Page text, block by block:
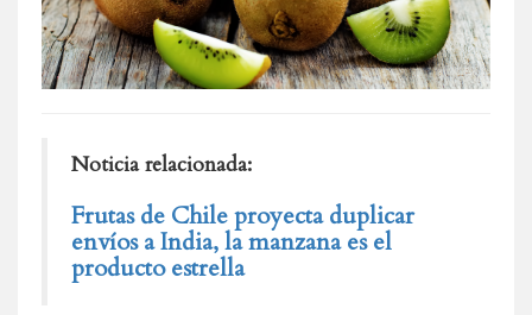
Noticia relacionada:
Frutas de Chile proyecta duplicar
envíos a India, la manzana es el
producto estrella